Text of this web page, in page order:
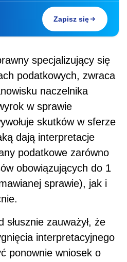
Zapisz się
specjalizujący się
podatkowych, zwraca
naczelnika
w sprawie
skutków w sferze
dają interpretacje
podatkowe zarówno
obowiązujących do 1
sprawie), jak i
zauważył, że
interpretacyjnego
ponownie wniosek o